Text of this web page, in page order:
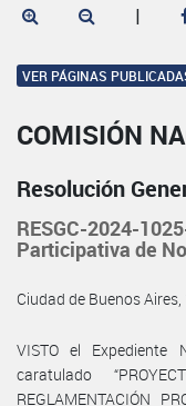
|
VER PÁGINAS
COMISIÓN
Resolución
RESGC-2024-
Participativa de
Ciudad de Buenos
VISTO el Expediente
caratulado
REGLAMENTACIÓN